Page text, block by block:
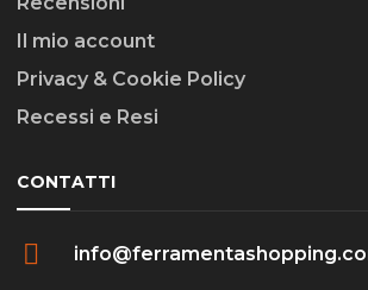
Il mio account
Privacy & Cookie Policy
Recessi e Resi
CONTATTI